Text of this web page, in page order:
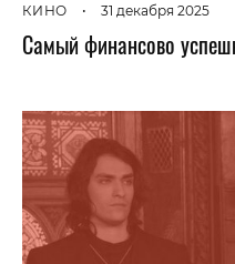
КИНО • 31 декабря 2025
Самый финансово